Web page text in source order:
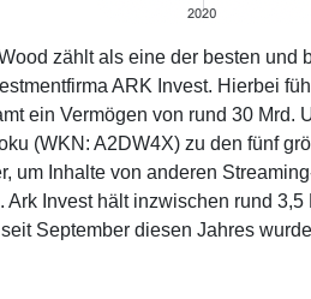
zählt als eine der besten und
ARK Invest. Hierbei
ein Vermögen von rund 30 Mrd.
(WKN: A2DW4X) zu den fünf
um Inhalte von anderen
Ark Invest hält inzwischen rund
September diesen Jahres